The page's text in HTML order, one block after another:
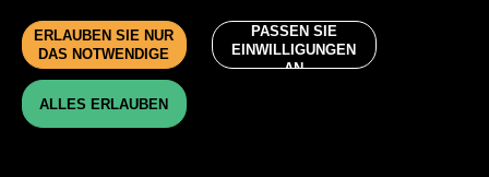
LIEFERKOSTEN
ERLAUBEN SIE NUR
DAS NOTWENDIGE
PASSEN SIE
EINWILLIGUNGEN
AN
ALLES ERLAUBEN